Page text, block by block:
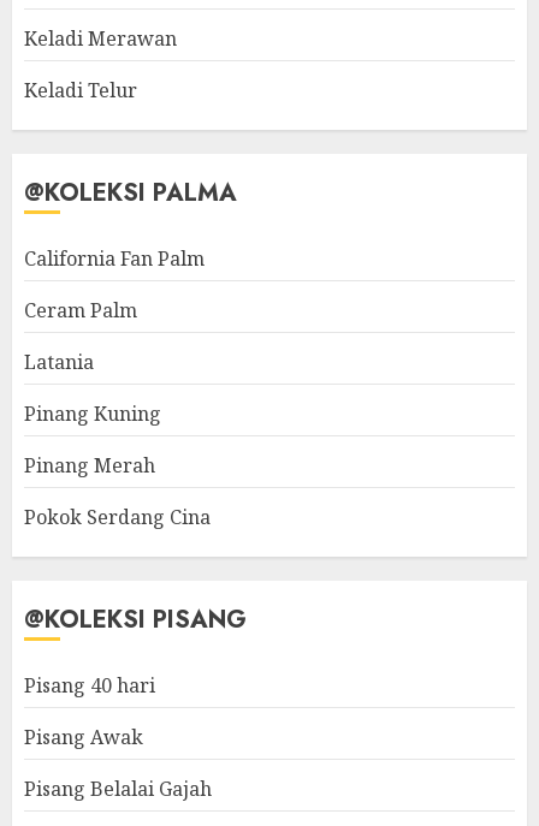
Keladi Merawan
Keladi Telur
@KOLEKSI PALMA
California Fan Palm
Ceram Palm
Latania
Pinang Kuning
Pinang Merah
Pokok Serdang Cina
@KOLEKSI PISANG
Pisang 40 hari
Pisang Awak
Pisang Belalai Gajah